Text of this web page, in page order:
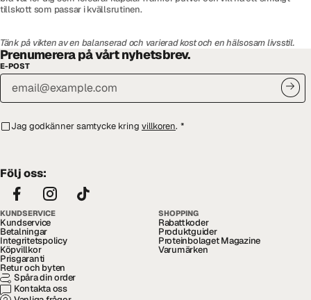
tillskott som passar i kvällsrutinen.
Tänk på vikten av en balanserad och varierad kost och en hälsosam livsstil.
Prenumerera på vårt nyhetsbrev.
E-POST
Jag godkänner samtycke kring villkoren. *
Följ oss:
KUNDSERVICE
Kundservice
Betalningar
Integritetspolicy
Köpvillkor
Prisgaranti
Retur och byten
Spåra din order
Kontakta oss
SHOPPING
Rabattkoder
Produktguider
Proteinbolaget Magazine
Varumärken